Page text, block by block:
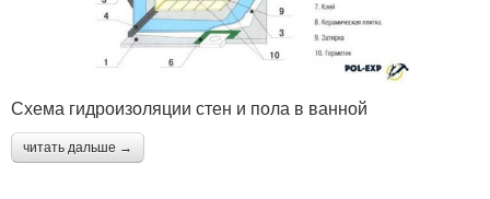
Схема гидроизоляции стен и пола в ванной
читать дальше →